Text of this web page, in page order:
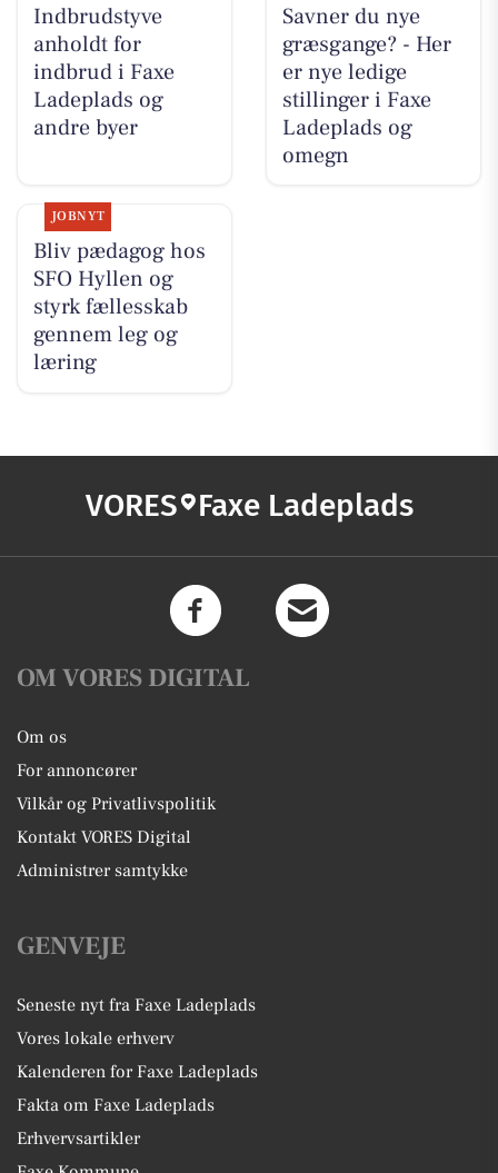
Indbrudstyve
anholdt for
indbrud i Faxe
Ladeplads og
andre byer
Savner du nye
græsgange? - Her
er nye ledige
stillinger i Faxe
Ladeplads og
omegn
JOBNYT
Bliv pædagog hos
SFO Hyllen og
styrk fællesskab
gennem leg og
læring
VORES Faxe Ladeplads
OM VORES DIGITAL
Om os
For annoncører
Vilkår og Privatlivspolitik
Kontakt VORES Digital
Administrer samtykke
GENVEJE
Seneste nyt fra Faxe Ladeplads
Vores lokale erhverv
Kalenderen for Faxe Ladeplads
Fakta om Faxe Ladeplads
Erhvervsartikler